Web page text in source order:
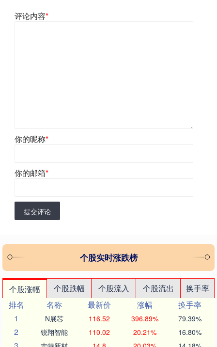
评论内容*
你的昵称*
你的邮箱*
提交评论
个股实时涨跌榜
个股涨幅 个股跌幅 个股流入 个股流出
换手率
排名
名称 最新价 涨幅
换手率
1
N展芯 116.52 396.89% 79.39%
2 锐翔智能 110.02 20.21% 16.80%